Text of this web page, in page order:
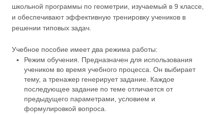
школьной программы по геометрии, изучаемый в 9 классе,
и обеспечивают эффективную тренировку учеников в
решении типовых задач.
Учебное пособие имеет два режима работы:
Режим обучения. Предназначен для использования
учеником во время учебного процесса. Он выбирает
тему, а тренажер генерирует задание. Каждое
последующее задание по теме отличается от
предыдущего параметрами, условием и
формулировкой вопроса.